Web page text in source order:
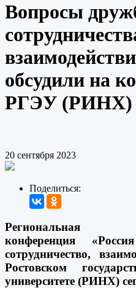
Вопросы
обсудили на
РГЭУ (РИНХ)
20 сентября 2023
Поделиться:
Региональная
конференция
сотрудничество,
Ростовском
университете (РИНХ)